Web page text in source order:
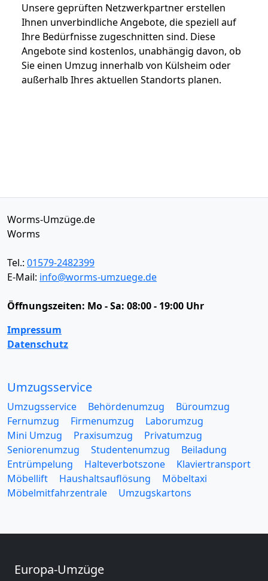
Unsere geprüften Netzwerkpartner erstellen
Ihnen unverbindliche Angebote, die speziell auf
Ihre Bedürfnisse zugeschnitten sind. Diese
Angebote sind kostenlos, unabhängig davon, ob
Sie einen Umzug innerhalb von Külsheim oder
außerhalb Ihres aktuellen Standorts planen.
Worms-Umzüge.de
Worms
Tel.: 01579-2482399
E-Mail: info@worms-umzuege.de
Öffnungszeiten: Mo - Sa: 08:00 - 19:00 Uhr
Impressum
Datenschutz
Umzugsservice
Umzugsservice Behördenumzug
Büroumzug
Fernumzug
Firmenumzug
Laborumzug
Mini Umzug
Praxisumzug
Privatumzug
Seniorenumzug
Studentenumzug
Beiladung
Entrümpelung
Halteverbotszone
Klaviertransport
Möbellift
Haushaltsauflösung
Möbeltaxi
Möbelmitfahrzentrale
Umzugskartons
Europa-Umzüge